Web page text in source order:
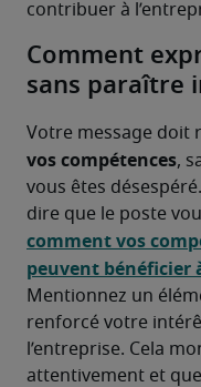
contribuer à
Comment
sans paraître
Votre message doit
vos compétences,
vous êtes
comment vos
peuvent bénéficier
Mentionnez un
renforcé votre
l’entreprise. Cela
attentivement et